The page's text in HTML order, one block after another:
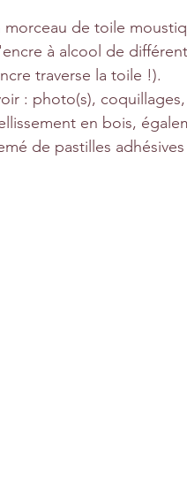
de toile
à alcool de
traverse la toile !).
: photo(s),
en bois,
de pastilles